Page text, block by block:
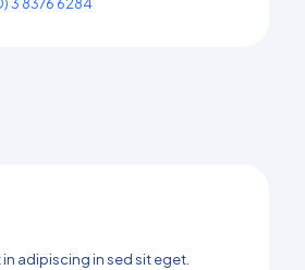
in adipiscing in sed sit eget.